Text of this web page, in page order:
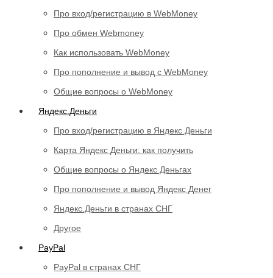
Про вход/регистрацию в WebMoney
Про обмен Webmoney
Как использовать WebMoney
Про пополнение и вывод с WebMoney
Общие вопросы о WebMoney
Яндекс.Деньги
Про вход/регистрацию в Яндекс Деньги
Карта Яндекс Деньги: как получить
Общие вопросы о Яндекс Деньгах
Про пополнение и вывод Яндекс Денег
Яндекс.Деньги в странах СНГ
Другое
PayPal
PayPal в странах СНГ